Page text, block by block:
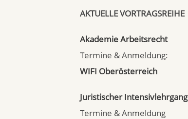
AKTUELLE VORTRAGSREIHE
Akademie Arbeitsrecht
Termine & Anmeldung:
WIFI Oberösterreich
Juristischer Intensivlehrgang
Termine & Anmeldung